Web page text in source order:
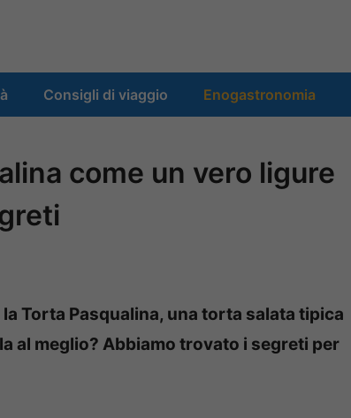
Consigli di viaggio Enogastronomia
come un vero ligure
Torta Pasqualina, una torta salata tipica
al meglio? Abbiamo trovato i segreti per